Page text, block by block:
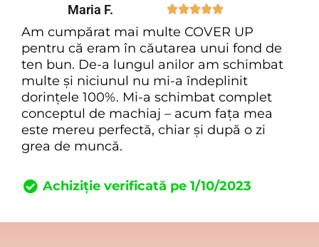
Maria F. 
Am cumpărat mai multe COVER UP
pentru că eram în căutarea unui fond de
ten bun. De-a lungul anilor am schimbat
multe și niciunul nu mi-a îndeplinit
dorințele 100%. Mi-a schimbat complet
conceptul de machiaj – acum fața mea
este mereu perfectă, chiar și după o zi
grea de muncă.
Achiziție verificată pe 1/10/2023